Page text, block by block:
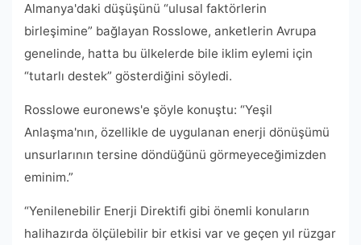
Almanya'daki düşüşünü “ulusal faktörlerin
birleşimine” bağlayan Rosslowe, anketlerin Avrupa
genelinde, hatta bu ülkelerde bile iklim eylemi için
“tutarlı destek” gösterdiğini söyledi.
Rosslowe euronews'e şöyle konuştu: “Yeşil
Anlaşma'nın, özellikle de uygulanan enerji dönüşümü
unsurlarının tersine döndüğünü görmeyeceğimizden
eminim.”
“Yenilenebilir Enerji Direktifi gibi önemli konuların
halihazırda ölçülebilir bir etkisi var ve geçen yıl rüzgar